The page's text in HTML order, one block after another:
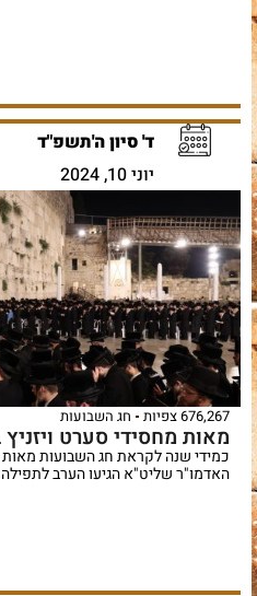
ד' סיון ה'תשפ"ד
יוני 10, 2024
676,267 צפיות חג השבועות
מאות מחסידי סערט
כמידי שנה לקראת חג השבועות
האדמו"ר שליט"א הגיעו הערב